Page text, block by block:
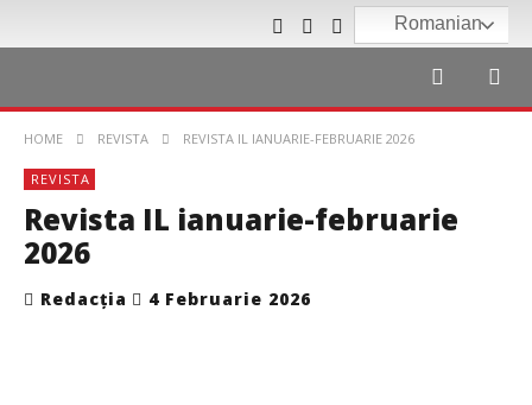
Romanian
HOME REVISTA REVISTA IL IANUARIE-FEBRUARIE 2026
REVISTA
Revista IL ianuarie-februarie
2026
Redacția 4 Februarie 2026